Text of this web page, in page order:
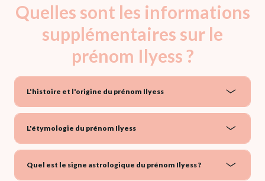
Quelles sont les informations
supplémentaires sur le
prénom Ilyess ?
L'histoire et l'origine du prénom Ilyess
L'étymologie du prénom Ilyess
Quel est le signe astrologique du prénom Ilyess ?